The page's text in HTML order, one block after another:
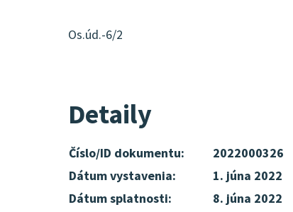
Os.úd.-6/2
Detaily
Číslo/ID dokumentu:
2022000326
Dátum vystavenia:
1. júna 2022
Dátum splatnosti:
8. júna 2022